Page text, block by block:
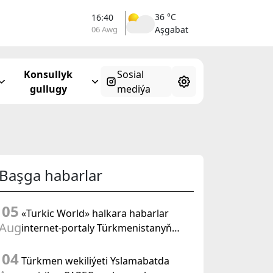
16:40
06 Awg
36 °C
Aşgabat
Konsullyk
gullugy
Sosial
mediýa
Başga habarlar
05 «Turkic World» halkara habarlar
internet-portaly Türkmenistanyň
taýýarlygy we onuň geçirilşini giňden
04 Türkmen wekiliýeti Yslamabatda